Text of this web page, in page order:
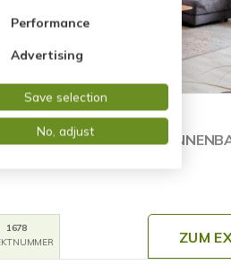
Wohnung mit
1678
ZUM
Performance
Advertising
Save selection
No, adjust